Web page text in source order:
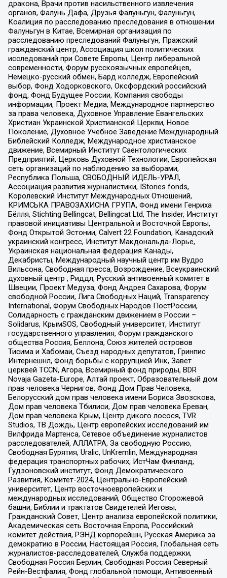
дракона, Врачи против насильственного извлечения
органов, Фалунь Дафа, Друзья Фалуньгун, Фалуньгун,
Коалиция по расследованию преследования в отношении
Фалуньгун в Китае, Всемирная организация по
расследованию преследований Фалуньгун, Пражский
гражданский центр, Ассоциация школ политических
исследований при Совете Европы, Центр либеральной
современности, Форум русскоязычных европейцев,
Немецко-русский обмен, Бард колледж, Европейский
выбор, Фонд Ходорковского, Оксфордский российский
фонд, Фонд Будущее России, Компания свободы
информации, Проект Медиа, Международное партнерство
за права человека, Духовное Управление Евангельских
Христиан Украинской Христианской Церкви, Новое
Поколение, Духовное Учебное Заведение Международный
Библейский Колледж, Международное христианское
движение, Всемирный Институт Саентологических
Предприятий, Церковь Духовной Технологии, Европейская
сеть организаций по наблюдению за выборами,
Республика Польша, СВОБОДНЫЙ ИДЕЛЬ-УРАЛ,
Ассоциация развития журналистики, IStories fonds,
Королевский Институт Международных Отношений,
КРИМСЬКА ПРАВОЗАХИСНА ГРУПА, Фонд имени Генриха
Бёлля, Stichting Bellingcat, Bellingcat Ltd, The Insider, Институт
правовой инициативы Центральной и Восточной Европы,
Фонд Открытой Эстонии, Calvert 22 Foundation, Канадский
украинский конгресс, Институт Макдональда-Лорье,
Украинская национальная федерация Канады,
Декабристы, Международный научный центр им Вудро
Вильсона, Свободная пресса, Возрождение, Всеукраинский
духовный центр , Риддл, Русский антивоенный комитет в
Швеции, Проект Медуза, Фонд Андрея Сахарова, Форум
свободной России, Лига Свободных Наций, Transparеncy
International, Форум Свободных Народов ПостРоссии,
Солидарность с гражданским движением в России –
Solidarus, КрымSOS, Свободный университет, Институт
государственного управления, Форум гражданского
общества Россия, Беллона, Союз жителей островов
Тисима и Хабомаи, Съезд народных депутатов, Гринпис
Интернешнл, Фонд борьбы с коррупцией Инк, Завет
церквей TCCN, Агора, Всемирный фонд природы, BDR
Novaja Gazeta-Europe, Алтай проект, Образовательный дом
прав человека Чернигов, Фонд Дом Прав Человека,
Белорусский дом прав человека имени Бориса Звозскова,
Дом прав человека Тбилиси, Дом прав человека Ереван,
Дом прав человека Крым, Центр дикого лосося, TVR
Studios, ТВ Дождь, Центр европейских исследований им
Вилфрида Мартенса, Сетевое объединение журналистов
расследователей, АЛЛАТРА, За свободную Россию,
Свободная Бурятия, Uralic, UnKremlin, Международная
федерация транспортных рабочих, ИстЧам Финланд,
Гудзоновский институт, Фонд Демократического
Развития, Комитет-2024, Центрально-Европейский
университет, Центр восточноевропейских и
международных исследований, Общество Сторожевой
башни, Библии и трактатов Свидетелей Иеговы,
Гражданский Совет, Центр анализа европейской политики,
Академическая сеть Восточная Европа, Российский
комитет действия, РЭНД корпорейшн, Русская Америка за
демократию в России, Настоящая Россия, Глобальная сеть
журналистов-расследователей, Служба поддержки,
Свободная Россия Берлин, Свободная Россия Северный
Рейн-Вестфалия, Фонд глобальной помощи, Антивоенный